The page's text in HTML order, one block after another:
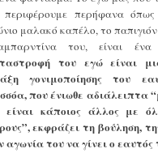
περιφέρουμε περήφανα
μαλακό καπέλο, το
του, είναι
του εγώ είναι
γονιμοποίησης του
που ένιωθε αδιάλειπτα
είναι κάποιος άλλος με
εκφράζει τη βούληση,
αγωνία του να γίνει ο εαυτός